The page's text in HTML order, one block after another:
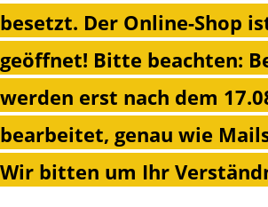
besetzt. Der Online-Shop
geöffnet! Bitte beachten:
werden erst nach dem
bearbeitet, genau wie
Wir bitten um Ihr